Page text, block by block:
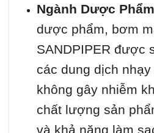
Ngành Dược
dược phẩm, bơm
SANDPIPER được
các dung dịch
không gây nhiễm
chất lượng sản
và khả năng làm